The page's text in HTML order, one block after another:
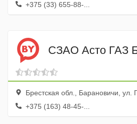
+375 (33) 655-88-...
СЗАО Асто ГАЗ
Брестская обл., Барановичи,
+375 (163) 48-45-...